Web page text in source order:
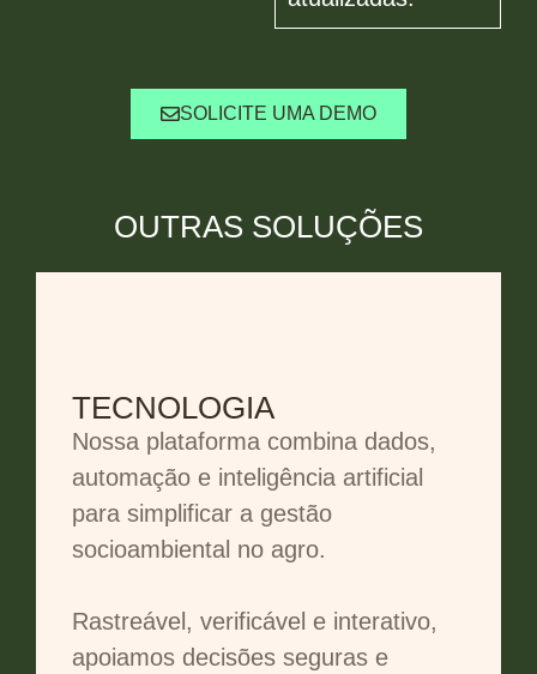
SOLICITE UMA DEMO
OUTRAS SOLUÇÕES
TECNOLOGIA
Nossa plataforma combina dados,
automação e inteligência artificial
para simplificar a gestão
socioambiental no agro.
Rastreável, verificável e interativo,
apoiamos decisões seguras e